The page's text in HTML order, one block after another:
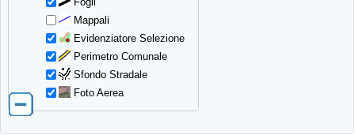
Mappali
Evidenziatore Selezione
Perimetro Comunale
Sfondo Stradale
Foto Aerea